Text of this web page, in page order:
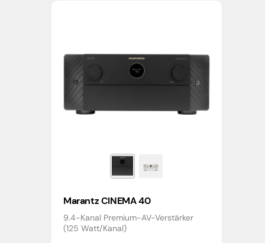
Marantz CINEMA 40
9.4-Kanal Premium-AV-Verstärker
(125 Watt/Kanal)